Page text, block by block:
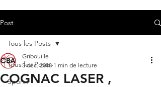
Post
Tous les Posts
Sportif
Tous les Posts
COGNAC LASER ,
Gribouille
5 déc. 2018 1 min de lecture